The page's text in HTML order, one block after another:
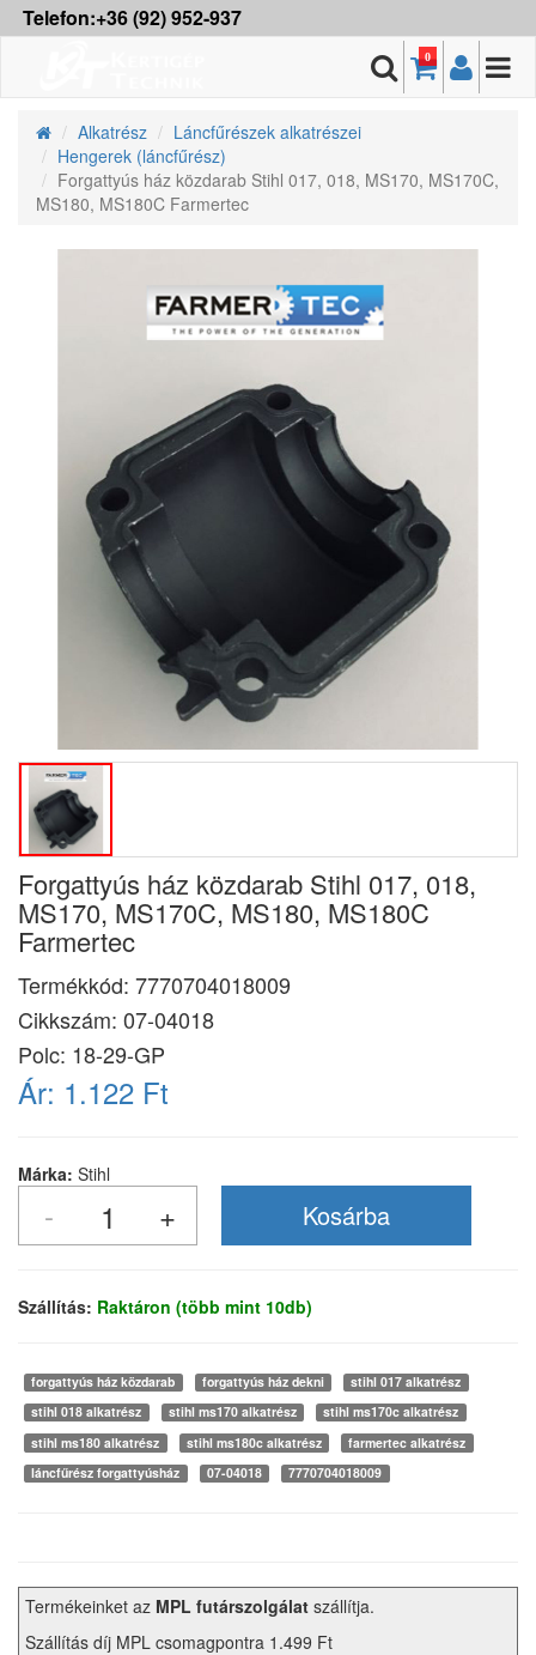
Telefon:+36 (92) 952-937
0
Alkatrész
Láncfűrészek alkatrészei
Hengerek (láncfűrész)
Forgattyús ház közdarab Stihl 017, 018, MS170, MS170C,
MS180, MS180C Farmertec
Forgattyús ház közdarab Stihl 017, 018,
MS170, MS170C, MS180, MS180C
Farmertec
Termékkód: 7770704018009
Cikkszám: 07-04018
Polc: 18-29-GP
Ár: 1.122 Ft
Márka: Stihl
Szállítás: Raktáron (több mint 10db)
forgattyús ház közdarab forgattyús ház dekni
stihl 017 alkatrész
stihl 018 alkatrész
stihl ms170 alkatrész
stihl ms170c alkatrész
stihl ms180 alkatrész
stihl ms180c alkatrész
farmertec alkatrész
láncfűrész forgattyúsház
07-04018 7770704018009
Termékeinket az MPL futárszolgálat szállítja.
Szállítás díj MPL csomagpontra 1.499 Ft